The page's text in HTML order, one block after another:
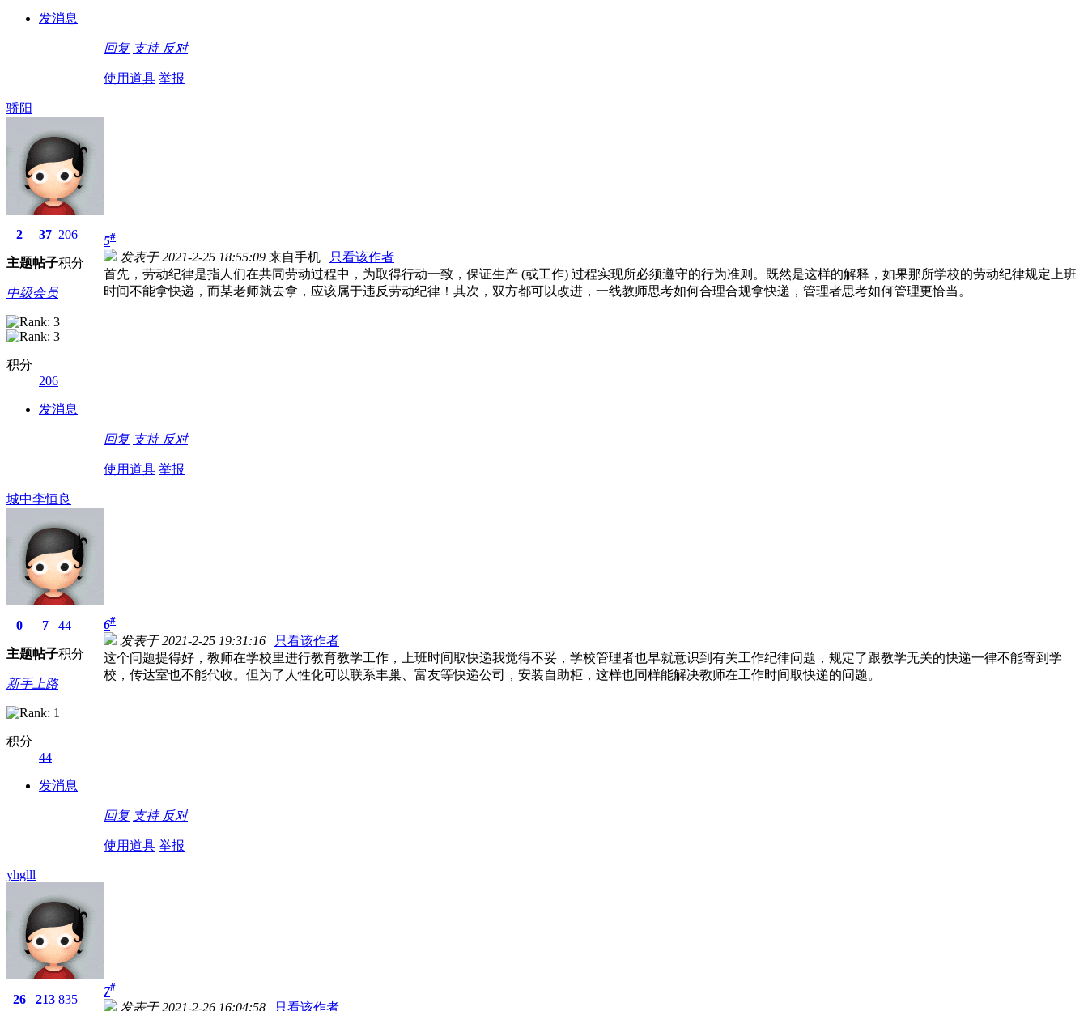
发消息
回复 支持 反对
使用道具 举报
骄阳
2
主题
37
帖子
206
积分
中级会员
积分
206
发消息
5#
发表于 2021-2-25 18:55:09 来自手机 | 只看该作者
首先，劳动纪律是指人们在共同劳动过程中，为取得行动一致，保证生产 (或工作) 过程实现所必须遵守的行为准则。既然是这样的解释，如果那所学校的劳动纪律规定上班
时间不能拿快递，而某老师就去拿，应该属于违反劳动纪律！其次，双方都可以改进，一线教师思考如何合理合规拿快递，管理者思考如何管理更恰当。
回复 支持 反对
使用道具 举报
城中李恒良
0
主题
7
帖子
44
积分
新手上路
积分
44
发消息
6#
发表于 2021-2-25 19:31:16 | 只看该作者
这个问题提得好，教师在学校里进行教育教学工作，上班时间取快递我觉得不妥，学校管理者也早就意识到有关工作纪律问题，规定了跟教学无关的快递一律不能寄到学
校，传达室也不能代收。但为了人性化可以联系丰巢、富友等快递公司，安装自助柜，这样也同样能解决教师在工作时间取快递的问题。
回复 支持 反对
使用道具 举报
yhglll
26 213 835
7#
发表于 2021-2-26 16:04:58 | 只看该作者